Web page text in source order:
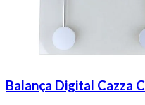
Balança Digital Cazza